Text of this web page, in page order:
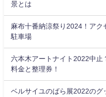
景とは
麻布十番納涼祭り2024！アク
駐車場
六本木アートナイト2022中止
料金と整理券！
ベルサイユのばら展2022のグ